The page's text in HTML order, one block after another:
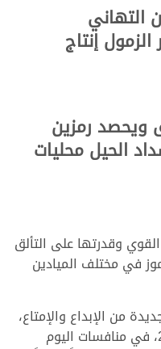
التهاني
إنتاج
ويحصد رمزين
الحيل محليات
وقدرتها على التألق
في مختلف الميادين
من الإبداع والإمتاع،
مساء اليوم الأربعاء 22 فبراير 2023، في منافسات اليوم